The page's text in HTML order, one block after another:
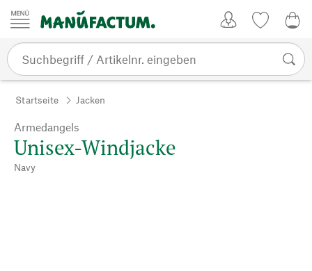
Zum Inhalt springen
Startseite Jacken
Armedangels
Unisex-Windjacke
Navy